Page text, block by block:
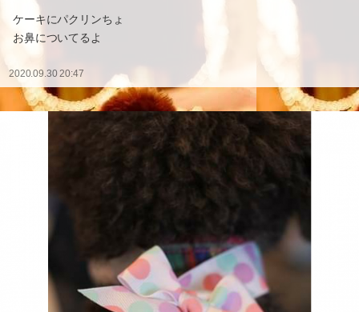
ケーキにパクリンちょ
お鼻についてるよ
2020.09.30 20:47